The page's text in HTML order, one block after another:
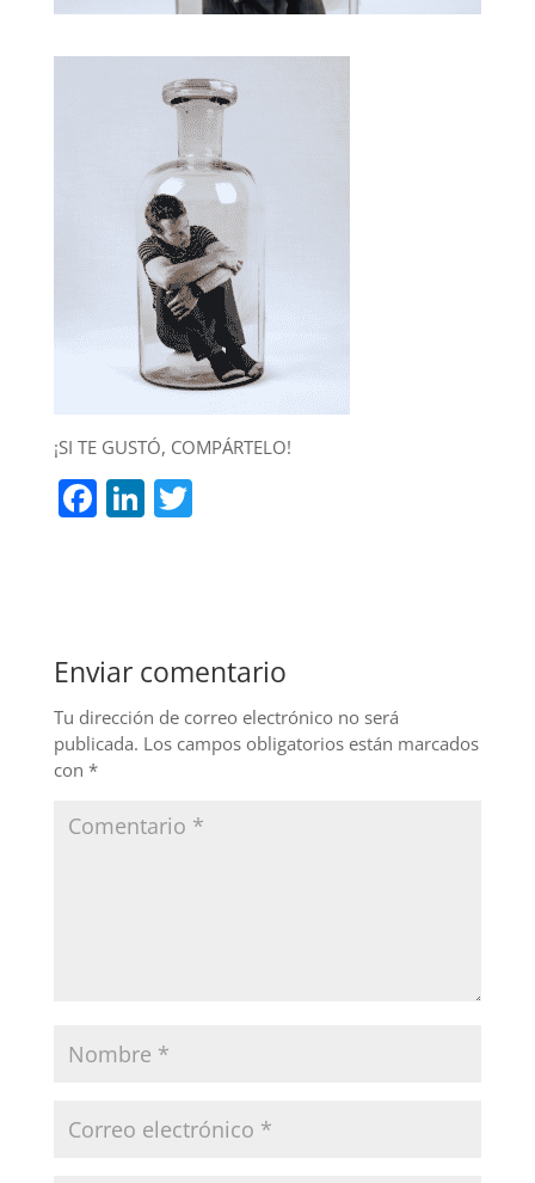
¡SI TE GUSTÓ, COMPÁRTELO!
F
b
o
o
k
Li
n
T
Enviar comentario
Tu dirección de correo electrónico no será
publicada. Los campos obligatorios están marcados
con *